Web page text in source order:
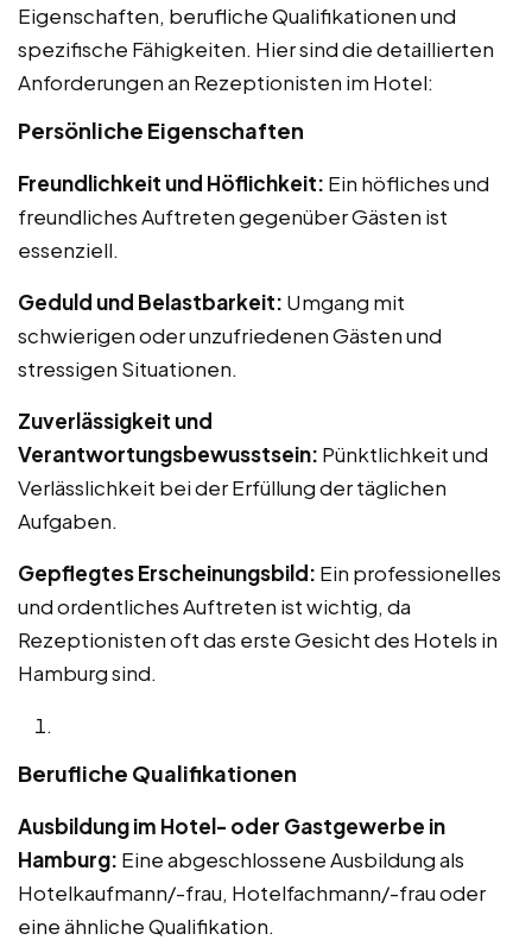
Eigenschaften, berufliche Qualifikationen und
spezifische Fähigkeiten. Hier sind die detaillierten
Anforderungen an Rezeptionisten im Hotel:
Persönliche Eigenschaften
Freundlichkeit und Höflichkeit: Ein höfliches und
freundliches Auftreten gegenüber Gästen ist
essenziell.
Geduld und Belastbarkeit: Umgang mit
schwierigen oder unzufriedenen Gästen und
stressigen Situationen.
Zuverlässigkeit und
Verantwortungsbewusstsein: Pünktlichkeit und
Verlässlichkeit bei der Erfüllung der täglichen
Aufgaben.
Gepflegtes Erscheinungsbild: Ein professionelles
und ordentliches Auftreten ist wichtig, da
Rezeptionisten oft das erste Gesicht des Hotels in
Hamburg sind.
Berufliche Qualifikationen
Ausbildung im Hotel- oder Gastgewerbe in
Hamburg: Eine abgeschlossene Ausbildung als
Hotelkaufmann/-frau, Hotelfachmann/-frau oder
eine ähnliche Qualifikation.